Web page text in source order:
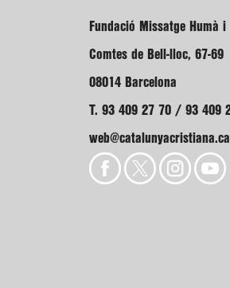
Fundació Missatge Humà
Comtes de Bell-lloc, 67-69
08014 Barcelona
T. 93 409 27 70 / 93 409